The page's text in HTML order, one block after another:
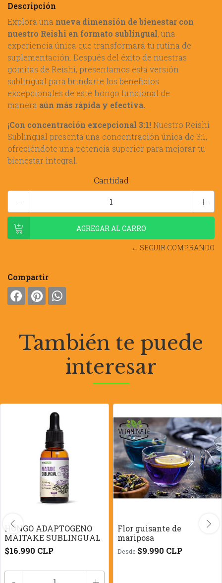
Descripción
Explora una nueva dimensión de bienestar con
nuestro Reishi en formato sublingual, una
experiencia única que transformará tu rutina de
suplementación. Después del éxito de nuestras
gomitas de Reishi, presentamos esta versión
sublingual para brindarte los beneficios
excepcionales de este hongo funcional de
manera aún más rápida y efectiva.
¡Con concentración excepcional 3:1! Nuestro Reishi
Sublingual presenta una concentración única de 3:1,
ofreciéndote una potencia superior para mejorar tu
bienestar integral.
Cantidad
- +
← SEGUIR COMPRANDO
Compartir
También te puede
interesar
HONGO ADAPTOGENO
MAITAKE SUBLINGUAL
$16.990 CLP
Flor guisante de
mariposa
Desde $9.990 CLP